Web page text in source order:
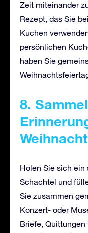
Zeit miteinander
Rezept, das Sie
Kuchen
persönlichen
haben Sie
8.
Holen Sie sich ein
Schachtel und
Sie zusammen
Konzert- oder
Briefe, Quittungen